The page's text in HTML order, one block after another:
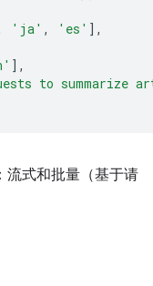
'ja' , 'es' ],
],
to summarize
流式和批量（基于请